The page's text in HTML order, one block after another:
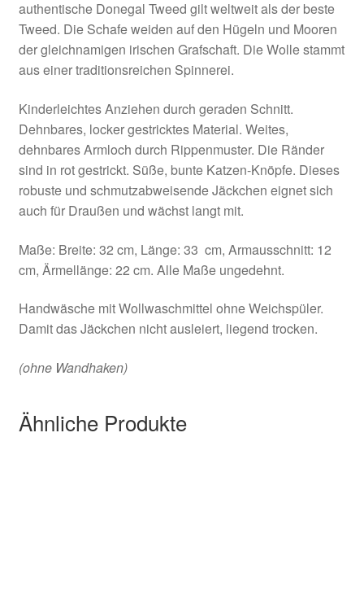
authentische Donegal Tweed gilt weltweit als der beste
Tweed. Die Schafe weiden auf den Hügeln und Mooren
der gleichnamigen irischen Grafschaft. Die Wolle stammt
aus einer traditionsreichen Spinnerei.
Kinderleichtes Anziehen durch geraden Schnitt.
Dehnbares, locker gestricktes Material. Weites,
dehnbares Armloch durch Rippenmuster. Die Ränder
sind in rot gestrickt. Süße, bunte Katzen-Knöpfe. Dieses
robuste und schmutzabweisende Jäckchen eignet sich
auch für Draußen und wächst langt mit.
Maße: Breite: 32 cm, Länge: 33 cm, Armausschnitt: 12
cm, Ärmellänge: 22 cm. Alle Maße ungedehnt.
Handwäsche mit Wollwaschmittel ohne Weichspüler.
Damit das Jäckchen nicht ausleiert, liegend trocken.
(ohne Wandhaken)
Ähnliche Produkte